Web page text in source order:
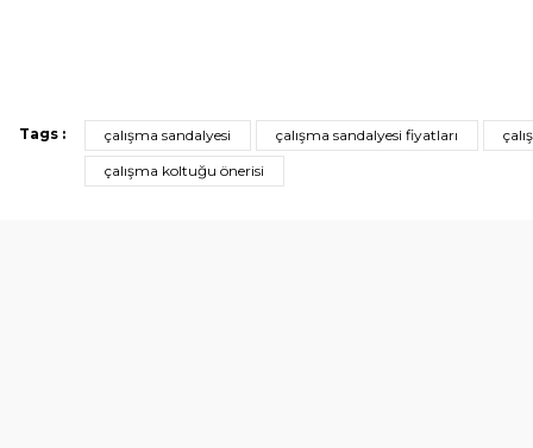
Tags : çalışma sandalyesi çalışma sandalyesi fiyatları
çalışma koltuğu önerisi